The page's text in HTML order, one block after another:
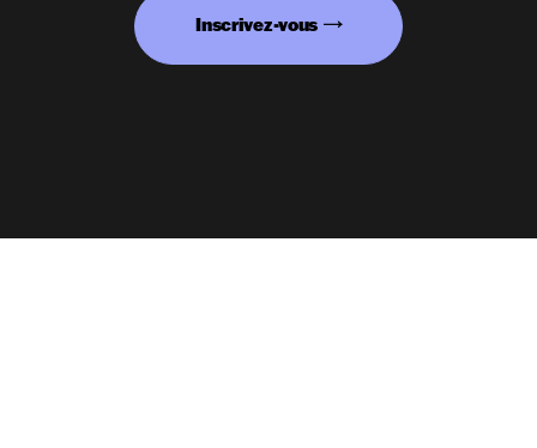
Inscrivez-vous